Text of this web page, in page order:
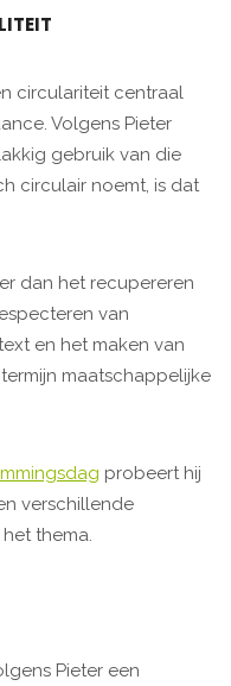
circulariteit centraal
Volgens Pieter
gebruik van die
circulair noemt, is dat
dan het recupereren
van
en het maken van
maatschappelijke
probeert hij
verschillende
thema.
Pieter een